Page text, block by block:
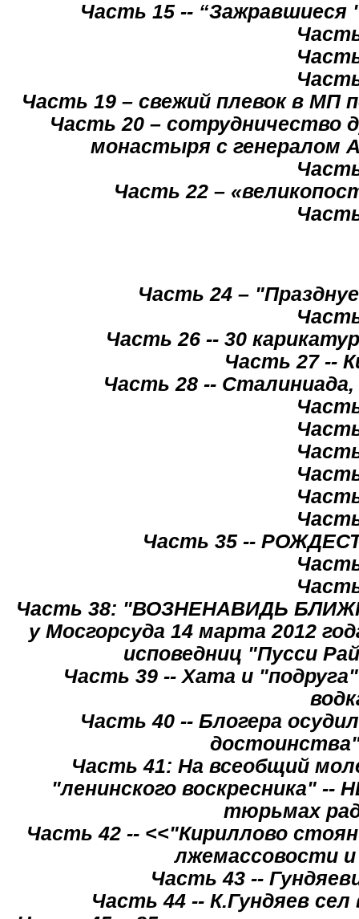
Часть 15 -- “Зажравшиеся
Часть 19 – свежий плевок в МП
Часть 20 – сотрудничество
монастыря с генералом
Часть 22 –
Часть 24 –
Часть 26 -- 30
Часть 27 --
Часть 28 --
Часть 35 --
Часть 38: "ВОЗНЕНАВИДЬ
у Мосгорсуда 14 марта 2012
исповедниц "Пусси
Часть 39 -- Хата и
Часть 40 -- Блогера
Часть 41: На всеобщий
"ленинского воскресника"
тюрьмах
Часть 42 -- <<"Кириллово
лжемассовости
Часть 43 --
Часть 44 -- К.Гундяев